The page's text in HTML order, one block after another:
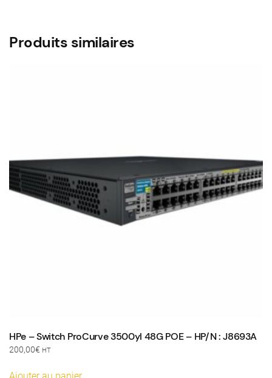
Produits similaires
HPe – Switch ProCurve 3500yl 48G POE – HP/N : J8693A
200,00€ HT